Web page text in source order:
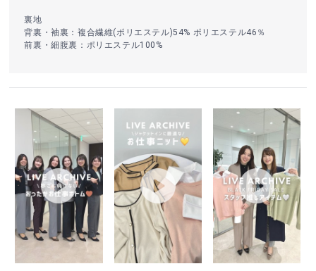
裏地
背裏・袖裏：複合繊維(ポリエステル)54% ポリエステル46％
前裏・細腹裏：ポリエステル100%